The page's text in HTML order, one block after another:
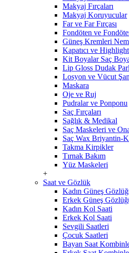
Makyaj Fırçaları
Makyaj Koruyucular
Far ve Far Fırçası
Fondöten ve
Güneş Kremleri
Kapatıcı ve
Kit Boyalar Saç
Lip Gloss Dudak
Losyon ve Vücut
Maskara
Oje ve Ruj
Pudralar ve Ponponu
Saç Fırçaları
Sağlık & Medikal
Saç Maskeleri ve
Saç Wax Briyantin-
Takma Kirpikler
Tırnak Bakım
Yüz Maskeleri
+
Saat ve Gözlük
Kadın Güneş
Erkek Güneş
Kadın Kol Saati
Erkek Kol Saati
Sevgili Saatleri
Çocuk Saatleri
Bayan Saat